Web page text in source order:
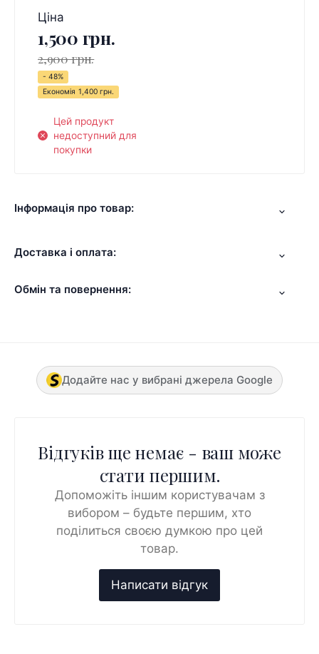
Ціна
1,500 грн.
2,900 грн.
- 48%
Економія 1,400 грн.
Цей продукт
недоступний для
покупки
Інформація про товар:
Доставка і оплата:
Обмін та повернення:
Додайте нас у вибрані джерела Google
Відгуків ще немає - ваш може
стати першим.
Допоможіть іншим користувачам з
вибором – будьте першим, хто
поділиться своєю думкою про цей
товар.